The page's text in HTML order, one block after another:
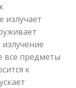
излучает
все предметы
к